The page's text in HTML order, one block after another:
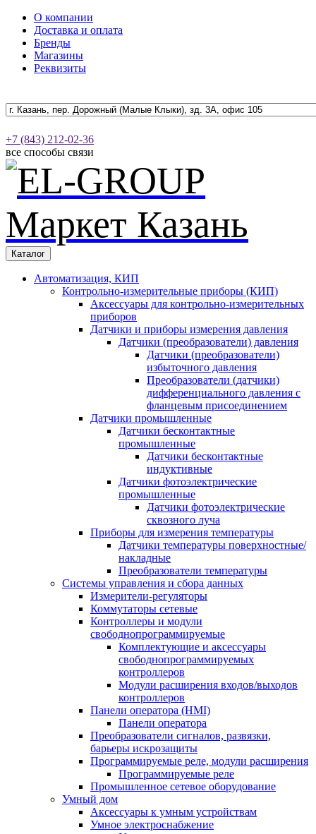
О компании
Доставка и оплата
Бренды
Магазины
Реквизиты
+7 (843) 212-02-36
все способы связи
Каталог
Автоматизация, КИП
Контрольно-измерительные приборы (КИП)
Аксессуары для контрольно-измерительных
приборов
Датчики и приборы измерения давления
Датчики (преобразователи) давления
Датчики (преобразователи)
избыточного давления
Преобразователи (датчики)
дифференциального давления с
фланцевым присоединением
Датчики промышленные
Датчики бесконтактные
промышленные
Датчики бесконтактные
индуктивные
Датчики фотоэлектрические
промышленные
Датчики фотоэлектрические
сквозного луча
Приборы для измерения температуры
Датчики температуры поверхностные/
накладные
Преобразователи температуры
Системы управления и сбора данных
Измерители-регуляторы
Коммутаторы сетевые
Контроллеры и модули
свободнопрограммируемые
Комплектующие и аксессуары
свободнопрограммируемых
контроллеров
Модули расширения входов/выходов
контроллеров
Панели оператора (HMI)
Панели оператора
Преобразователи сигналов, развязки,
барьеры искрозащиты
Программируемые реле, модули расширения
Программируемые реле
Промышленное сетевое оборудование
Умный дом
Аксессуары к умным устройствам
Умное электроснабжение